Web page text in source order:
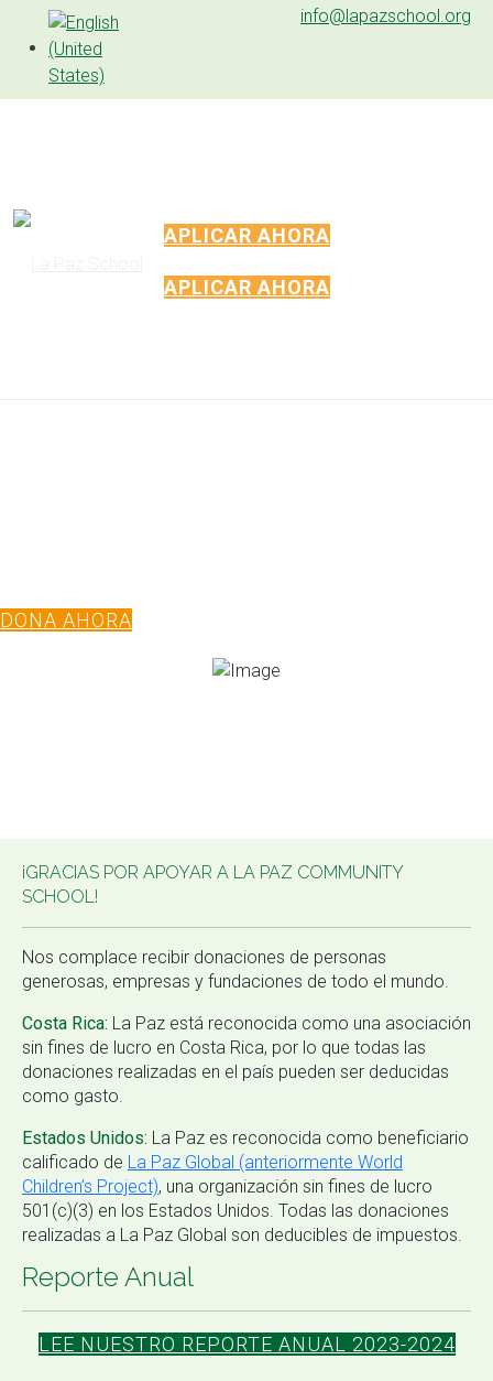
info@lapazschool.org
APLICAR AHORA
APLICAR AHORA
DONA AHORA
¡GRACIAS POR APOYAR A LA PAZ COMMUNITY
SCHOOL!
Nos complace recibir donaciones de personas
generosas, empresas y fundaciones de todo el mundo.
Costa Rica: La Paz está reconocida como una asociación
sin fines de lucro en Costa Rica, por lo que todas las
donaciones realizadas en el país pueden ser deducidas
como gasto.
Estados Unidos: La Paz es reconocida como beneficiario
calificado de La Paz Global (anteriormente World
Children’s Project), una organización sin fines de lucro
501(c)(3) en los Estados Unidos. Todas las donaciones
realizadas a La Paz Global son deducibles de impuestos.
Reporte Anual
LEE NUESTRO REPORTE ANUAL 2023-2024